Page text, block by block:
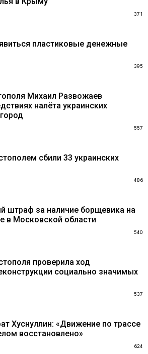
371
пластиковые денежные
395
Михаил Развожаев
налёта украинских
557
сбили 33 украинских
486
штраф за наличие борщевика на
в Московской области
540
проверила ход
социально значимых
537
Хуснуллин: «Движение по трассе
восстановлено»
624